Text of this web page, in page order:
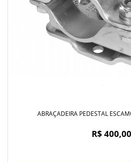
ABRAÇADEIRA PEDESTAL
R$ 400,00